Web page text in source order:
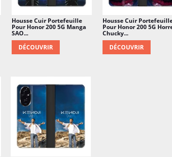
Housse Cuir Portefeuille
Pour Honor 200 5G Manga
SAO...
DÉCOUVRIR
Housse Cuir
Pour Honor 200 5G
Chucky...
DÉCOUVRIR